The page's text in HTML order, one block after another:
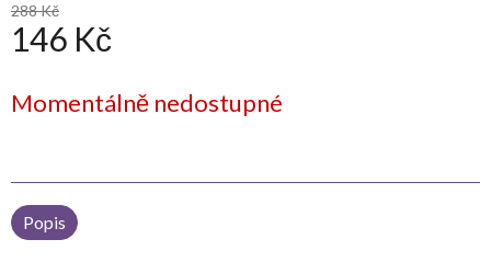
288 Kč
146 Kč
cena:
Momentálně nedostupné
Popis